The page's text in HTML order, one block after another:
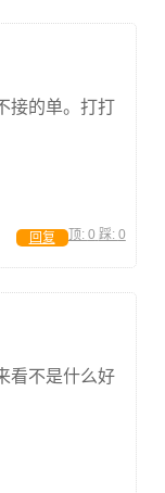
接的单。打打
顶: 0 踩: 0
回复
看不是什么好